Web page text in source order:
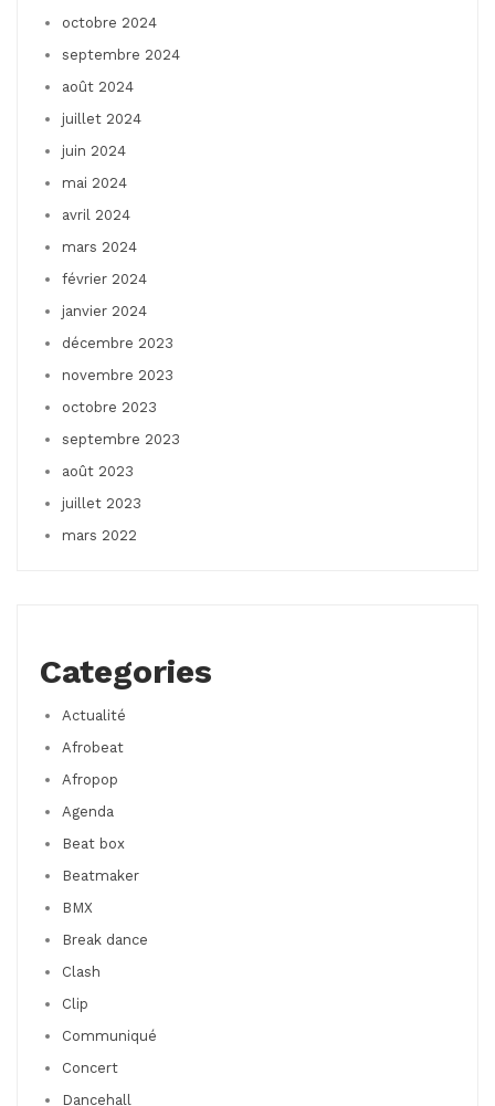
octobre 2024
septembre 2024
août 2024
juillet 2024
juin 2024
mai 2024
avril 2024
mars 2024
février 2024
janvier 2024
décembre 2023
novembre 2023
octobre 2023
septembre 2023
août 2023
juillet 2023
mars 2022
Categories
Actualité
Afrobeat
Afropop
Agenda
Beat box
Beatmaker
BMX
Break dance
Clash
Clip
Communiqué
Concert
Dancehall